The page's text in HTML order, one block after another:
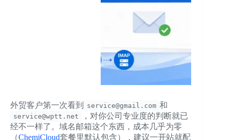
外贸客户第一次看到 service@gmail.com 和
service@wptt.net
，对你公司专业度的判断就已
经不一样了。域名邮箱这个东西，成本几乎为零
（ChemiCloud套餐里默认包含），建议一开站就配